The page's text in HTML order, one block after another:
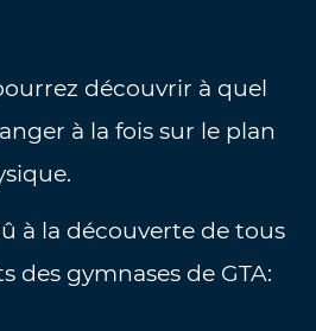
découvrir à quel
à la fois sur le plan
à la découverte de tous
des gymnases de GTA: